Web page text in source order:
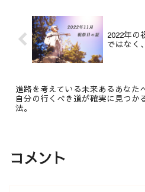
幼稚園から高校まで塾に通ってい
た人間で、普通に考えればそれ
な...
2022年の
ではなく
進路を考えている未来あるあなたへ
自分の行くべき道が確実に見つか
法。
コメント